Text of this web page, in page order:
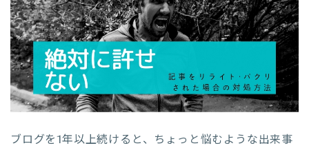
ブログを1年以上続けると、ちょっと悩むような出来事